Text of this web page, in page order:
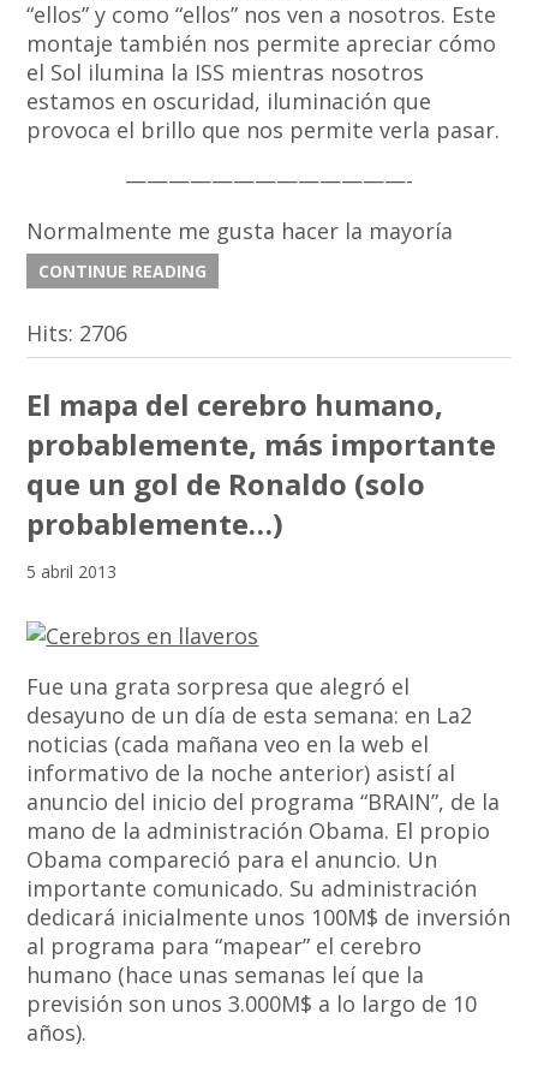
“ellos” y como “ellos” nos ven a nosotros. Este
montaje también nos permite apreciar cómo
el Sol ilumina la ISS mientras nosotros
estamos en oscuridad, iluminación que
provoca el brillo que nos permite verla pasar.
—————————————-
Normalmente me gusta hacer la mayoría
CONTINUE READING
Hits: 2706
El mapa del cerebro humano,
probablemente, más importante
que un gol de Ronaldo (solo
probablemente…)
5 abril 2013
Fue una grata sorpresa que alegró el
desayuno de un día de esta semana: en La2
noticias (cada mañana veo en la web el
informativo de la noche anterior) asistí al
anuncio del inicio del programa “BRAIN”, de la
mano de la administración Obama. El propio
Obama compareció para el anuncio. Un
importante comunicado. Su administración
dedicará inicialmente unos 100M$ de inversión
al programa para “mapear” el cerebro
humano (hace unas semanas leí que la
previsión son unos 3.000M$ a lo largo de 10
años).